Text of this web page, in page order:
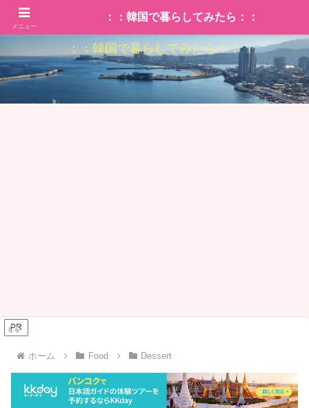
：：韓国で暮らしてみたら：：
PR
ホーム Food Dessert
メニュー
：：韓国で暮らしてみたら：：